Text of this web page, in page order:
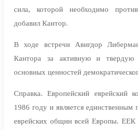
сила, которой необходимо
добавил Кантор.
В ходе встречи Авигдор
Кантора за активную и
основных ценностей
Справка. Европейский еврейский
1986 году и является единственным
еврейских общин всей Европы. ЕЕК